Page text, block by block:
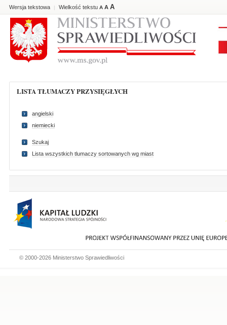
Wersja tekstowa | Wielkość tekstu A A A
LISTA TŁUMACZY PRZYSIĘGŁYCH
angielski
niemiecki
Szukaj
Lista wszystkich tlumaczy sortowanych wg miast
© 2000-2026 Ministerstwo Sprawiedliwości